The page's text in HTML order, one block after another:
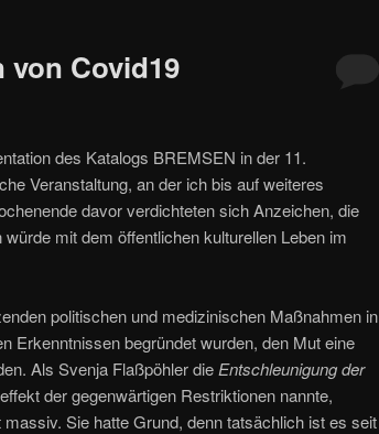
von Covid19
des Katalogs BREMSEN in der 11.
Veranstaltung, an der ich bis auf weiteres
davor verdichteten sich Anzeichen, die
mit dem öffentlichen kulturellen Leben im
politischen und medizinischen Maßnahmen in
Erkenntnissen begründet wurden, den Mut eine
Als Svenja Flaßpöhler die Entschleunigung der
der gegenwärtigen Restriktionen nannte,
Sie hatte Grund, denn tatsächlich ist es seit